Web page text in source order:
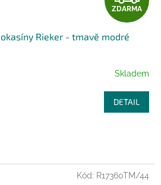
D
R
M
A
ZDARMA
Rieker - tmavě modré
Skladem
DETAIL
Kód: R17360TM/44